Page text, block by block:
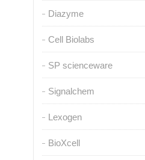
Diazyme
Cell Biolabs
SP scienceware
Signalchem
Lexogen
BioXcell